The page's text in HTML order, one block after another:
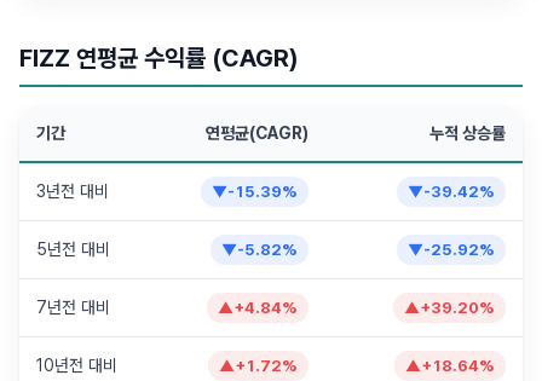
FIZZ 연평균 수익률 (CAGR)
기간 연평균(CAGR) 누적 상승률
3년전 대비 ▼-15.39% ▼-39.42%
5년전 대비 ▼-5.82% ▼-25.92%
7년전 대비 ▲+4.84% ▲+39.20%
10년전 대비 ▲+ 1.72% ▲+ 18.64%